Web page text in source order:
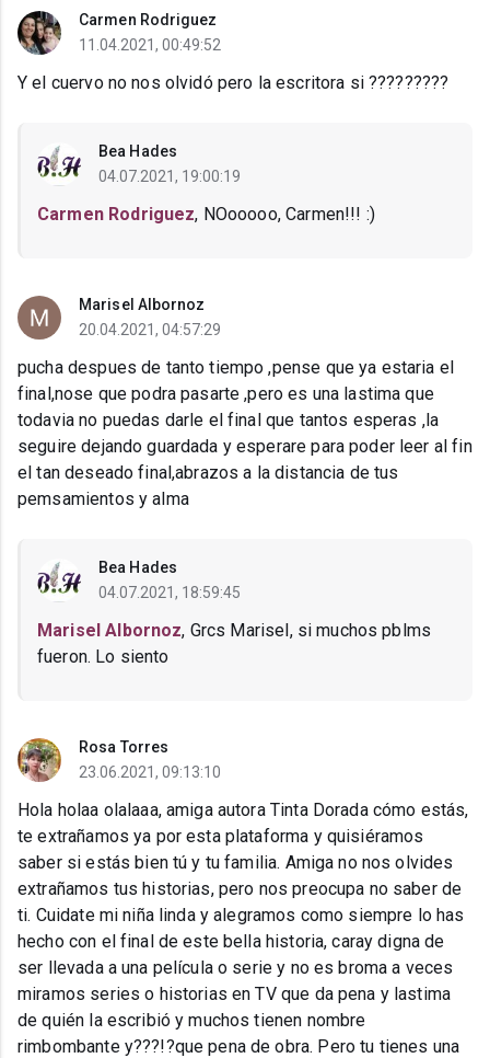
Carmen Rodriguez
11.04.2021, 00:49:52
Y el cuervo no nos olvidó pero la escritora si ?????????
Bea Hades
04.07.2021, 19:00:19
Carmen Rodriguez, NOooooo, Carmen!!! :)
Marisel Albornoz
20.04.2021, 04:57:29
pucha despues de tanto tiempo ,pense que ya estaria el
final,nose que podra pasarte ,pero es una lastima que
todavia no puedas darle el final que tantos esperas ,la
seguire dejando guardada y esperare para poder leer al fin
el tan deseado final,abrazos a la distancia de tus
pemsamientos y alma
Bea Hades
04.07.2021, 18:59:45
Marisel Albornoz, Grcs Marisel, si muchos pblms
fueron. Lo siento
Rosa Torres
23.06.2021, 09:13:10
Hola holaa olalaaa, amiga autora Tinta Dorada cómo estás,
te extrañamos ya por esta plataforma y quisiéramos
saber si estás bien tú y tu familia. Amiga no nos olvides
extrañamos tus historias, pero nos preocupa no saber de
ti. Cuidate mi niña linda y alegramos como siempre lo has
hecho con el final de este bella historia, caray digna de
ser llevada a una película o serie y no es broma a veces
miramos series o historias en TV que da pena y lastima
de quién la escribió y muchos tienen nombre
rimbombante y???!?que pena de obra. Pero tu tienes una